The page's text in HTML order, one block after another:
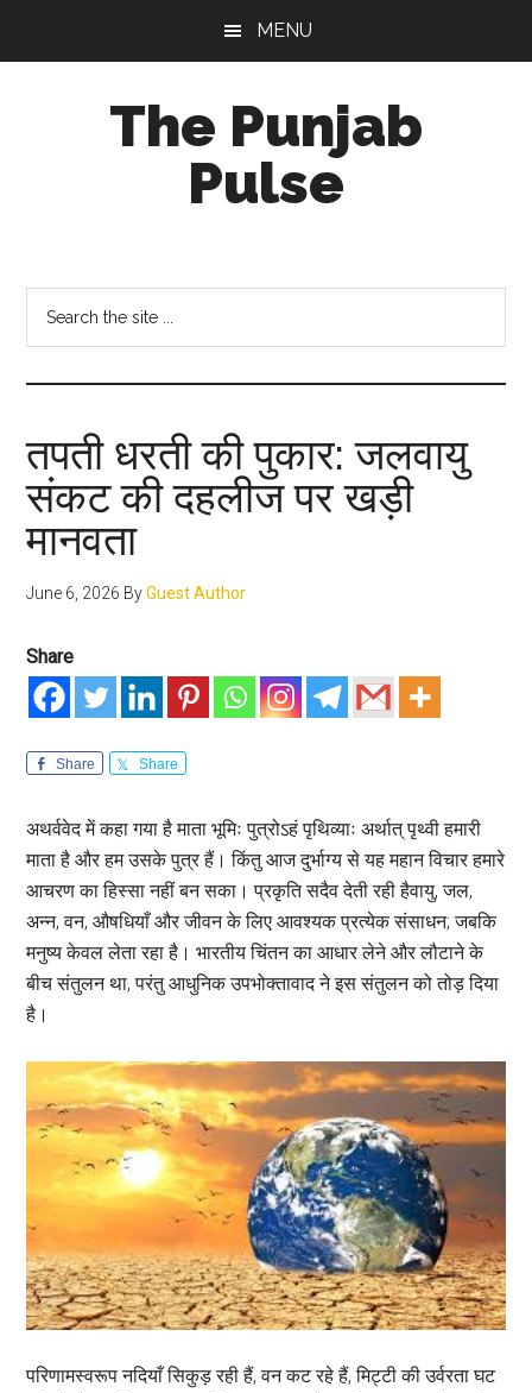
MENU
The Punjab
Pulse
Socio-
Cultural
Studies
तपती धरती की पुकार: जलवायु
संकट की दहलीज पर खड़ी
मानवता
June 6, 2026 ByGuest Author
Share
Share Share
अथर्ववेद में कहा गया है माता भूमिः पुत्रोऽहं पृथिव्याः अर्थात् पृथ्वी हमारी
माता है और हम उसके पुत्र हैं। किंतु आज दुर्भाग्य से यह महान विचार हमारे
आचरण का हिस्सा नहीं बन सका। प्रकृति सदैव देती रही हैवायु, जल,
अन्न, वन, औषधियाँ और जीवन के लिए आवश्यक प्रत्येक संसाधन; जबकि
मनुष्य केवल लेता रहा है। भारतीय चिंतन का आधार लेने और लौटाने के
बीच संतुलन था, परंतु आधुनिक उपभोक्तावाद ने इस संतुलन को तोड़ दिया
है।
परिणामस्वरूप नदियाँ सिकुड़ रही हैं, वन कट रहे हैं, मिट्टी की उर्वरता घट